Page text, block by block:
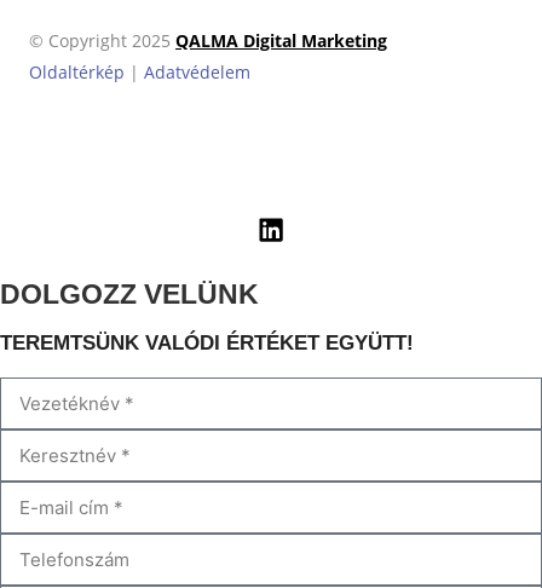
© Copyright 2025 QALMA Digital Marketing
Oldaltérkép | Adatvédelem
DOLGOZZ VELÜNK
TEREMTSÜNK VALÓDI ÉRTÉKET EGYÜTT!